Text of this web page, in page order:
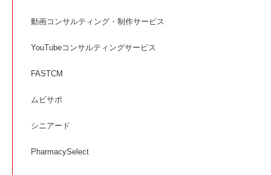
動画コンサルティング・制作サービス
YouTubeコンサルティングサービス
FASTCM
ムビサポ
シニアード
PharmacySelect